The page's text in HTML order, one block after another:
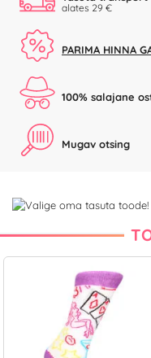
alates 29 €
PARIMA HINNA
100% salajane
Mugav otsing